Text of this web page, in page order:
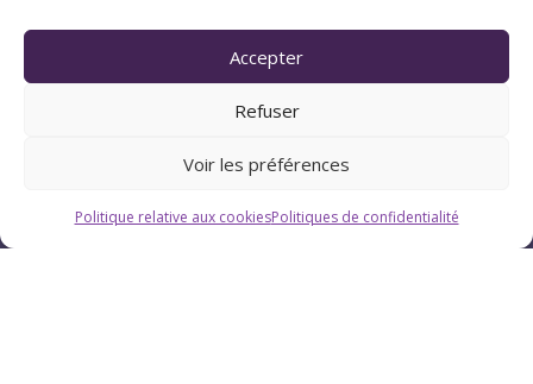
Accepter
Refuser
Voir les préférences
Politique relative aux cookiesPolitiques de confidentialité
Coordonnées
Pau (Pyrénées-Atlantiques 64)